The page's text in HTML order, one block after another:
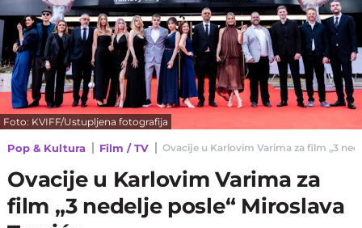
Foto: KVIFF/Ustupljena fotografija
Pop & Kultura Film / TV Ovacije u Karlovim Varima za film „3
Ovacije u Karlovim Varima za
film „3 nedelje posle“ Miroslava